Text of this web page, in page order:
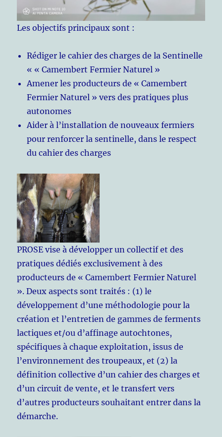
Les objectifs principaux sont :
Rédiger le cahier des charges de la Sentinelle
« « Camembert Fermier Naturel »
Amener les producteurs de « Camembert
Fermier Naturel » vers des pratiques plus
autonomes
Aider à l’installation de nouveaux fermiers
pour renforcer la sentinelle, dans le respect
du cahier des charges
PROSE vise à développer un collectif et des
pratiques dédiés exclusivement à des
producteurs de « Camembert Fermier Naturel
». Deux aspects sont traités : (1) le
développement d’une méthodologie pour la
création et l’entretien de gammes de ferments
lactiques et/ou d’affinage autochtones,
spécifiques à chaque exploitation, issus de
l’environnement des troupeaux, et (2) la
définition collective d’un cahier des charges et
d’un circuit de vente, et le transfert vers
d’autres producteurs souhaitant entrer dans la
démarche.